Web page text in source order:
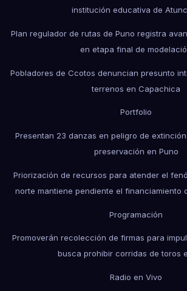
institución educativa de
Plan regulador de rutas de Puno registra
en etapa final de
Pobladores de Ccotos denuncian presunto
terrenos en Capachica
Portfolio
Presentan 23 danzas en peligro de
preservación en Puno
Priorización de recursos para atender el
norte mantiene pendiente el financiamiento
Programación
Promoverán recolección de firmas para
busca prohibir corridas de toros
Radio en Vivo